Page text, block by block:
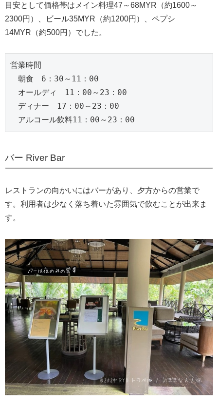
目安として価格帯はメイン料理47～68MYR（約1600～
2300円）、ビール35MYR（約1200円）、ペプシ
14MYR（約500円）でした。
営業時間
朝食　6：30～11：00
オールディ　11：00～23：00
ディナー　17：00～23：00
アルコール飲料11：00～23：00
バー River Bar
レストランの向かいにはバーがあり、夕方からの営業で
す。利用者は少なく落ち着いた雰囲気で飲むことが出来ま
す。